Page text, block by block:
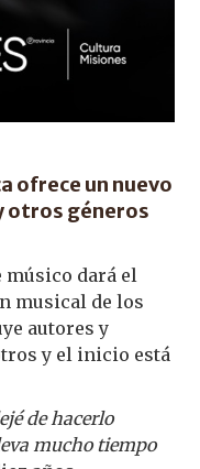
ofrece un nuevo
otros géneros
músico dará el
musical de los
autores y
y el inicio está
de hacerlo
mucho tiempo